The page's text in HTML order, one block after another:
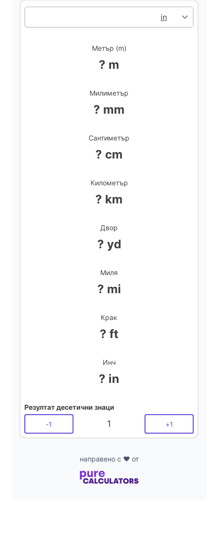
Метър (m)
? m
Милиметър
? mm
Сантиметър
? cm
Километър
? km
Двор
? yd
Миля
? mi
Крак
? ft
Инч
? in
Резултат десетични знаци
-1 1 +1
направено с ❤️ от